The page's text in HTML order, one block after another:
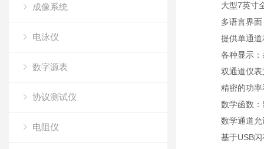
成像系统
电泳仪
数字源表
协议测试仪
电阻仪
大型7英寸
多语言界
提供单通
各种显示
双通道仪
精密的功
数学函数
数学通道
基于USB